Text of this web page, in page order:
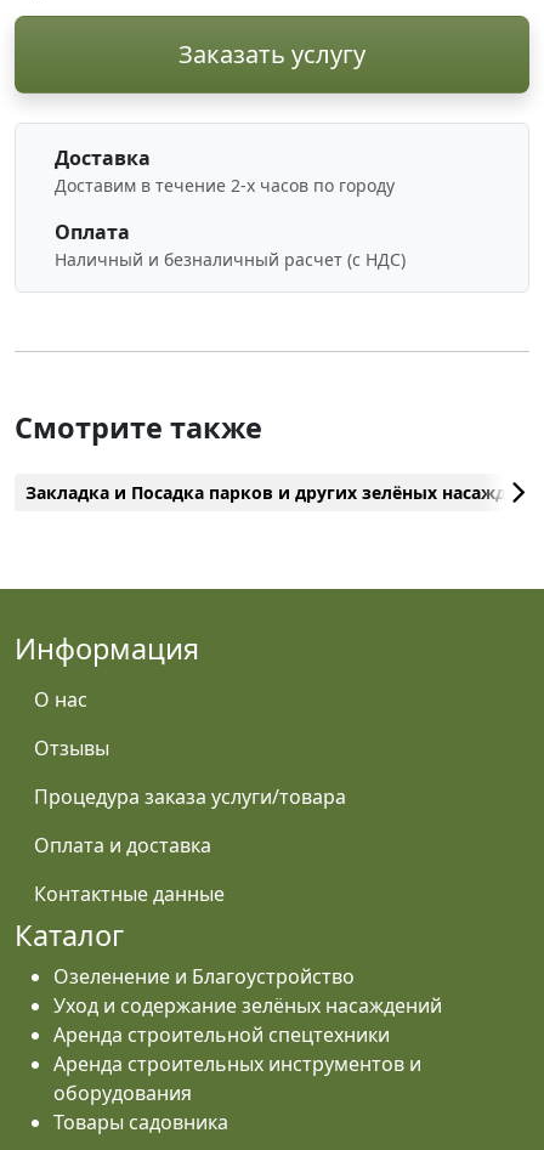
Заказать услугу
Доставка
Доставим в течение 2-х часов по городу
Оплата
Наличный и безналичный расчет (с НДС)
Смотрите также
Закладка и Посадка парков и других зелёных
Информация
О нас
Отзывы
Процедура заказа услуги/товара
Оплата и доставка
Контактные данные
Каталог
Озеленение и Благоустройство
Уход и содержание зелёных насаждений
Аренда строительной спецтехники
Аренда строительных инструментов и
оборудования
Товары садовника